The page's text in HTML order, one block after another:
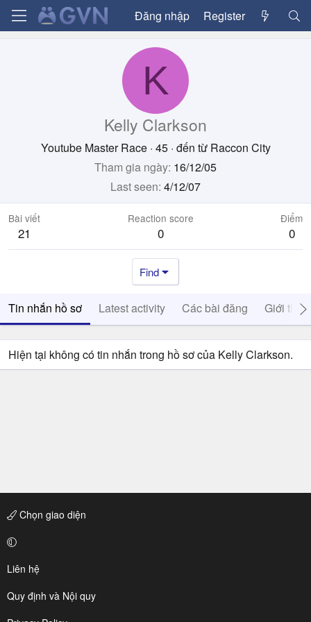
Đăng nhập Register
K
Kelly Clarkson
Youtube Master Race · 45 · đến từ Raccon City
Tham gia ngày 16/12/05
Last seen 4/12/07
Bài viết
21
Reaction score
0
Điểm
0
Find
Tin nhắn hồ sơ Latest activity Các bài đăng Giới thiệu
Hiện tại không có tin nhắn trong hồ sơ của Kelly Clarkson.
Chọn giao diện
Liên hệ
Quy định và Nội quy